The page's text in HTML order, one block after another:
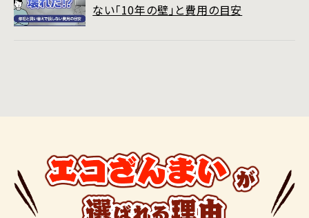
ない「10年の壁」と費用の目安